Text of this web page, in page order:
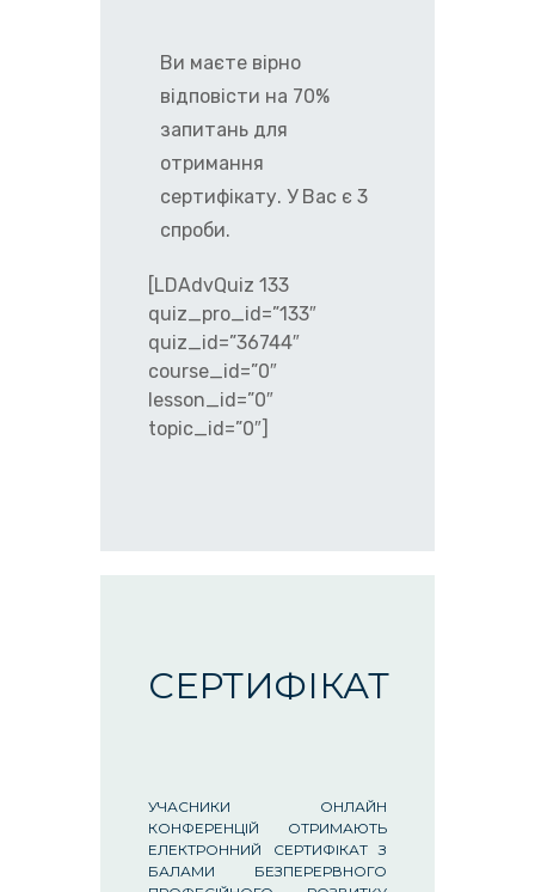
Ви маєте вірно
відповісти на 70%
запитань для
отримання
сертифікату. У Вас є 3
спроби.
[LDAdvQuiz 133
quiz_pro_id=”133″
quiz_id=”36744″
course_id=”0″
lesson_id=”0″
topic_id=”0″]
СЕРТИФІКАТ
УЧАСНИКИ ОНЛАЙН
КОНФЕРЕНЦІЙ ОТРИМАЮТЬ
ЕЛЕКТРОННИЙ СЕРТИФІКАТ З
БАЛАМИ БЕЗПЕРЕРВНОГО